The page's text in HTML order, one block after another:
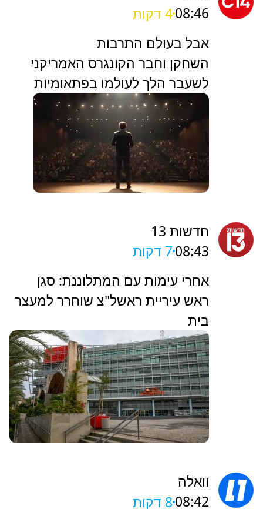
08:464 דקות
אבל בעולם התרבות
השחקן וחבר הקונגרס האמריקני
לשעבר הלך לעולמו בפתאומיות
חדשות 13
08:437 דקות
אחרי עימות עם המתלוננת: סגן
ראש עיריית ראשל"צ שוחרר למעצר
בית
וואלה
08:428 דקות